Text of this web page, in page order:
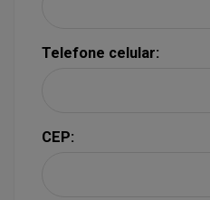
Telefone celular:
CEP: